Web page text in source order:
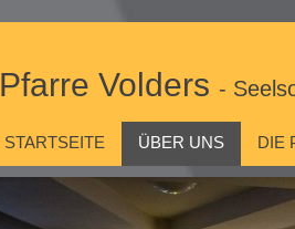
Pfarre Volders -
STARTSEITE ÜBER UNS DIE